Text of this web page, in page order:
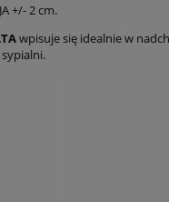
+/- 2 cm.
wpisuje się idealnie w